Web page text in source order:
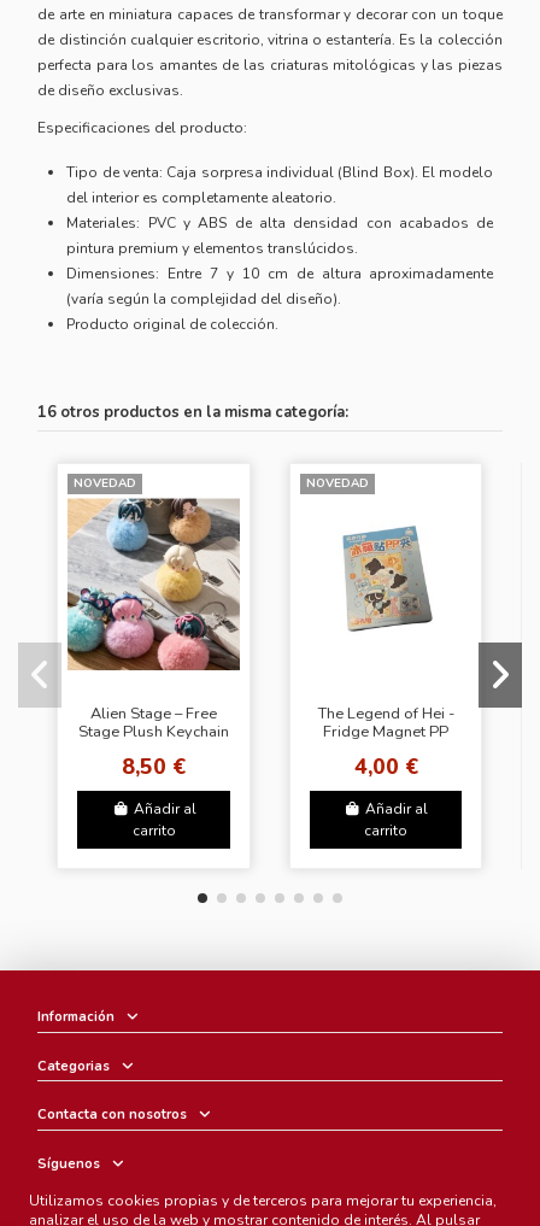
de arte en miniatura capaces de transformar y decorar con un toque
de distinción cualquier escritorio, vitrina o estantería. Es la colección
perfecta para los amantes de las criaturas mitológicas y las piezas
de diseño exclusivas.
Especificaciones del producto:
Tipo de venta: Caja sorpresa individual (Blind Box). El modelo
del interior es completamente aleatorio.
Materiales: PVC y ABS de alta densidad con acabados de
pintura premium y elementos translúcidos.
Dimensiones: Entre 7 y 10 cm de altura aproximadamente
(varía según la complejidad del diseño).
Producto original de colección.
16 otros productos en la misma categoría:
NOVEDAD
Alien Stage – Free
Stage Plush Keychain
8,50 €
Añadir al
carrito
NOVEDAD
The Legend of Hei -
Fridge Magnet PP
4,00 €
Añadir al
carrito
Información
Categorias
Contacta con nosotros
Síguenos
Boletín
Utilizamos cookies propias y de terceros para mejorar tu experiencia,
analizar el uso de la web y mostrar contenido de interés. Al pulsar